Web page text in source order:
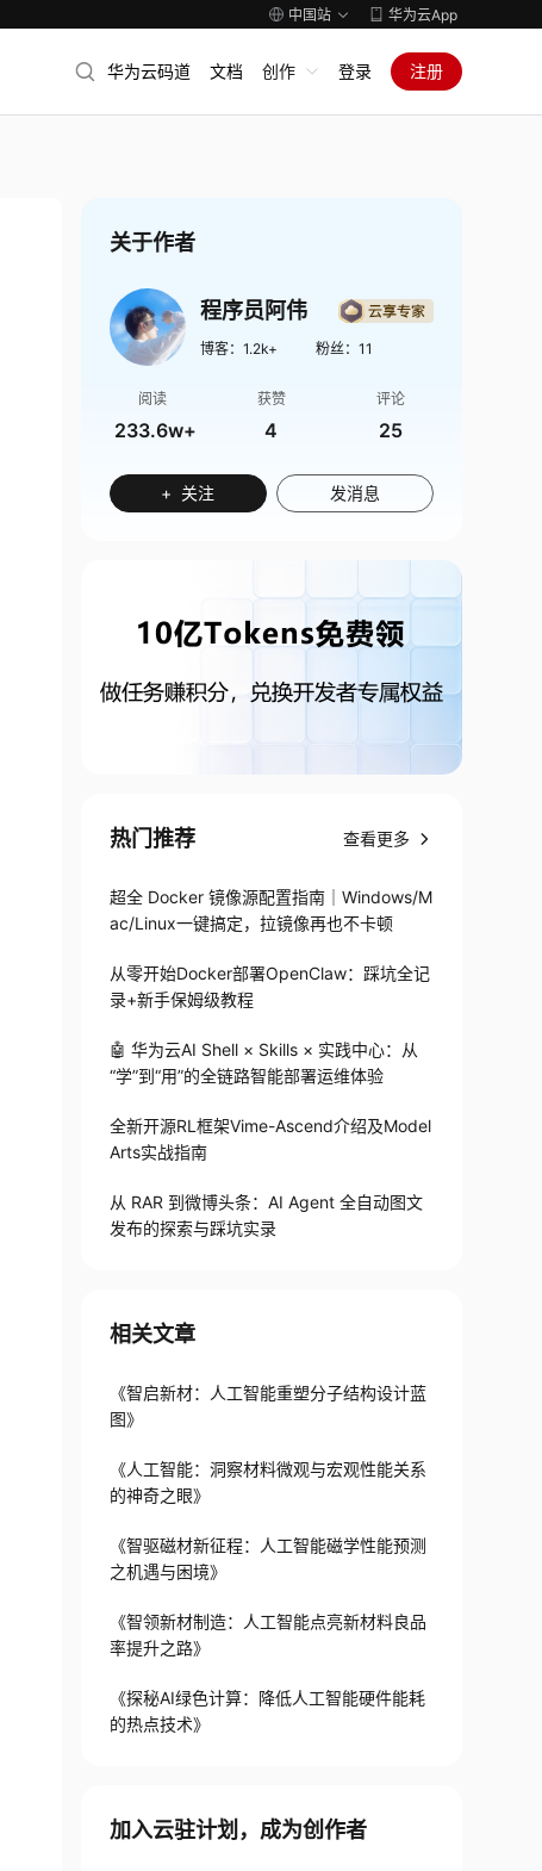
中国站 华为云App
华为云码道 文档 创作 登录 注册
关于作者
程序员阿伟
博客： 1.2k+ 粉丝： 11
阅读
233.6w+
获赞
4
评论
25
+ 关注 发消息
热门推荐 查看更多
超全 Docker 镜像源配置指南｜Windows/M
ac/Linux一键搞定，拉镜像再也不卡顿
从零开始Docker部署OpenClaw：踩坑全记
录+新手保姆级教程
🤖 华为云AI Shell × Skills × 实践中心：从
“学”到“用”的全链路智能部署运维体验
全新开源RL框架Vime-Ascend介绍及Model
Arts实战指南
从 RAR 到微博头条：AI Agent 全自动图文
发布的探索与踩坑实录
相关文章
《智启新材：人工智能重塑分子结构设计蓝
图》
《人工智能：洞察材料微观与宏观性能关系
的神奇之眼》
《智驱磁材新征程：人工智能磁学性能预测
之机遇与困境》
《智领新材制造：人工智能点亮新材料良品
率提升之路》
《探秘AI绿色计算：降低人工智能硬件能耗
的热点技术》
加入云驻计划，成为创作者